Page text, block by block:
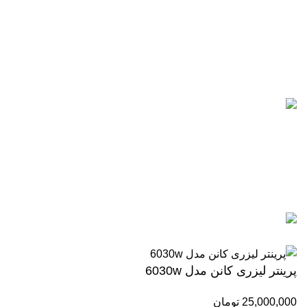
پرینتر لیزری کانن مدل 6030w
25,000,000 تومان